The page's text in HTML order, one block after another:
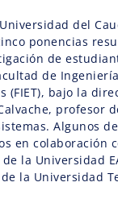
del
ponencias
de
de
(FIET), bajo la
profesor
Algunos
en colaboración
la Universidad
la Universidad